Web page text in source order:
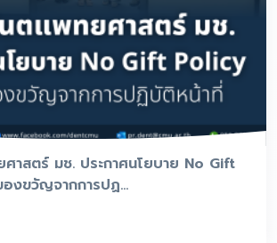
าสตร์ มช. ประกาศนโยบาย No Gift
งขวัญจากการปฏ...